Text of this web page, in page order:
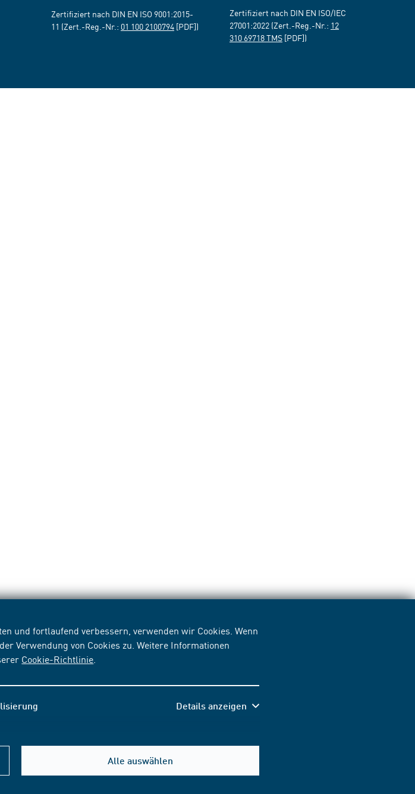
und fortlaufend verbessern, verwenden wir Cookies. Wenn
Verwendung von Cookies zu. Weitere Informationen
Cookie-Richtlinie
Details anzeigen
Alle auswählen
Zertifiziert nach DIN EN ISO 9001:2015-
11 (Zert.-Reg.-Nr.: 01 100 2100794 [PDF])
Zertifiziert nach DIN EN ISO/IEC
27001:2022 (Zert.-Reg.-Nr.: 12
310 69718 TMS [PDF])